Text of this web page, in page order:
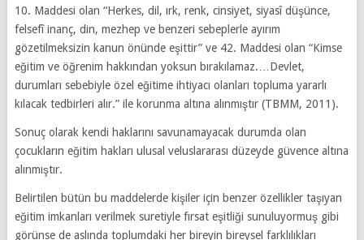
10. Maddesi olan “Herkes, dil, ırk, renk, cinsiyet, siyasî düşünce,
felsefî inanç, din, mezhep ve benzeri sebeplerle ayırım
gözetilmeksizin kanun önünde eşittir” ve 42. Maddesi olan “Kimse
eğitim ve öğrenim hakkından yoksun bırakılamaz.…Devlet,
durumları sebebiyle özel eğitime ihtiyacı olanları topluma yararlı
kılacak tedbirleri alır.” ile korunma altına alınmıştır (TBMM, 2011).
Sonuç olarak kendi haklarını savunamayacak durumda olan
çocukların eğitim hakları ulusal veluslararası düzeyde güvence altına
alınmıştır.
Belirtilen bütün bu maddelerde kişiler için benzer özellikler taşıyan
eğitim imkanları verilmek suretiyle fırsat eşitliği sunuluyormuş gibi
görünse de aslında toplumdaki her bireyin bireysel farklılıkları